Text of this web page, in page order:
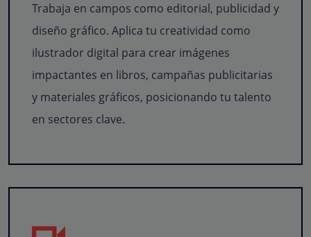
Trabaja en campos como editorial, publicidad y
diseño gráfico. Aplica tu creatividad como
ilustrador digital para crear imágenes
impactantes en libros, campañas publicitarias
y materiales gráficos, posicionando tu talento
en sectores clave.